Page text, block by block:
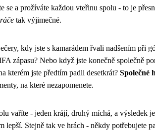
se a prožíváte každou vteřinu spolu - to je
tak výjimečné.
kdy jste s kamarádem řvali nadšením při
zápasu? Nebo když jste konečně společně
kterém jste předtím padli desetkrát? Společné
na které nezapomenete.
vaříte - jeden krájí, druhý míchá, a výsledek
lepší. Stejně tak ve hrách - někdy potřebujete